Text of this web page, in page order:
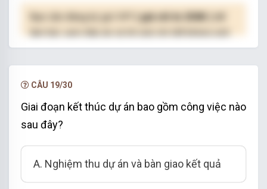
( giá chỉ từ 250K )
hạn.
CÂU 19/30
Giai đoạn kết thúc dự án bao gồm công việc nào
sau đây?
A. Nghiệm thu dự án và bàn giao kết quả